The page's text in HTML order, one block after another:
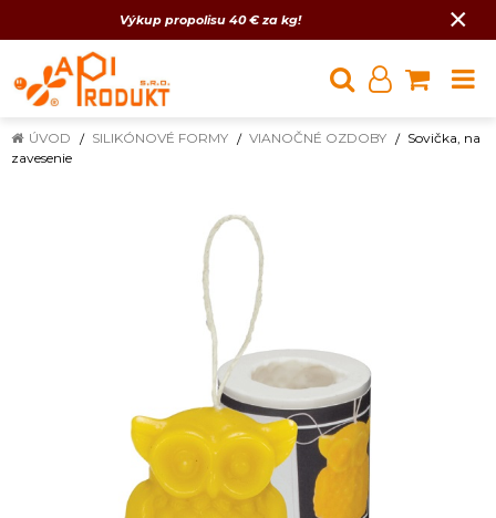
Výkup propolisu 40 € za kg! ×
ÚVOD SILIKÓNOVÉ FORMY VIANOČNÉ OZDOBY
Sovička, na
zavesenie